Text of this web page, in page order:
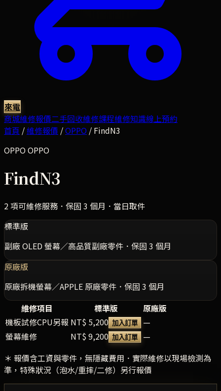
來電
商城維修報價二手回收維修課程維修知識線上預約
首頁 /維修報價 /OPPO / FindN3
OPPO OPPO
FindN3
2項可維修服務．保固 3 個月．當日取件
標準版
副廠 OLED 螢幕／高品質副廠零件．保固 3 個月
原廠版
原廠拆機螢幕／APPLE 原廠零件．保固 3 個月
維修項目
標準版
原廠版
機板試修CPU另報 NT$ 5,200 加入訂單
—
螢幕維修
NT$ 9,200 加入訂單
—
＊ 報價含工資與零件，無隱藏費用．實際維修以現場檢測為
準，特殊狀況（泡水/重摔/二修）另行報價